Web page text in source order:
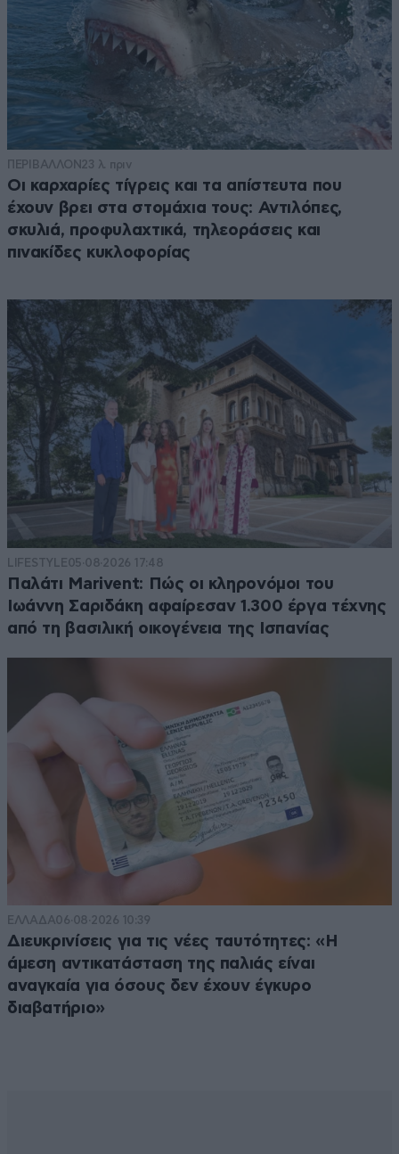
ΠΕΡΙΒΑΛΛΟΝ 23 λ. πριν
Οι καρχαρίες τίγρεις και τα απίστευτα που
έχουν βρει στα στομάχια τους: Αντιλόπες,
σκυλιά, προφυλαχτικά, τηλεοράσεις και
πινακίδες κυκλοφορίας
LIFESTYLE05·08·2026 17:48
Παλάτι Marivent: Πώς οι κληρονόμοι του
Ιωάννη Σαριδάκη αφαίρεσαν 1.300 έργα τέχνης
από τη βασιλική οικογένεια της Ισπανίας
ΕΛΛΑΔΑ06·08·2026 10:39
Διευκρινίσεις για τις νέες ταυτότητες: «Η
άμεση αντικατάσταση της παλιάς είναι
αναγκαία για όσους δεν έχουν έγκυρο
διαβατήριο»